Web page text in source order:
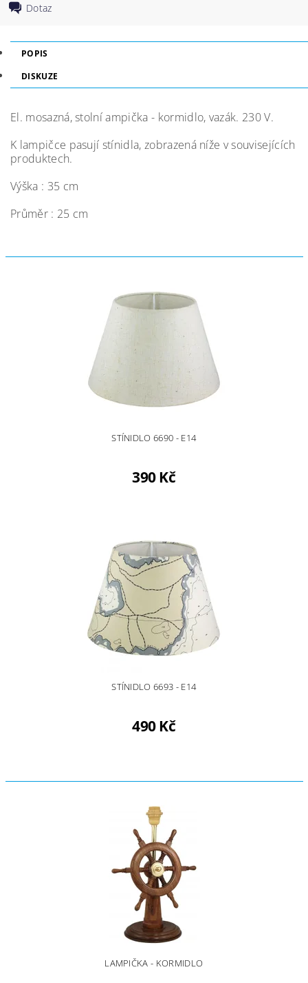
Dotaz
POPIS
DISKUZE
El. mosazná, stolní ampička - kormidlo, vazák. 230 V.
K lampičce pasují stínidla, zobrazená níže v souvisejících
produktech.
Výška : 35 cm
Průměr : 25 cm
STÍNIDLO 6690 - E14
390 Kč
STÍNIDLO 6693 - E14
490 Kč
LAMPIČKA - KORMIDLO